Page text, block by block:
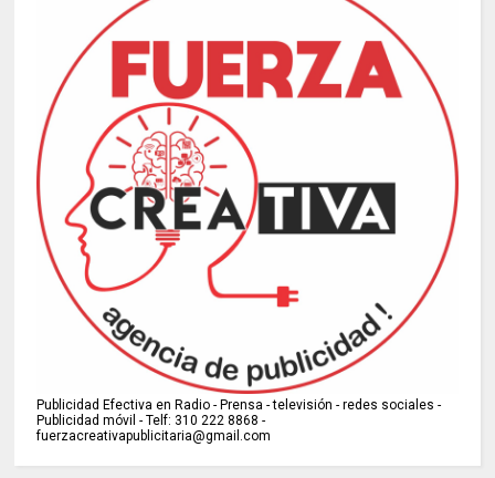
Publicidad Efectiva en Radio - Prensa - televisión - redes sociales -
Publicidad móvil - Telf: 310 222 8868 -
fuerzacreativapublicitaria@gmail.com